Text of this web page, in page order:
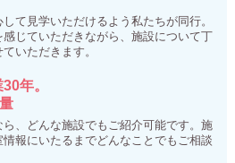
て見学いただけるよう私たちが同行。
じていただきながら、施設について丁
いただきます。
年。
、どんな施設でもご紹介可能です。施
報にいたるまでどんなことでもご相談